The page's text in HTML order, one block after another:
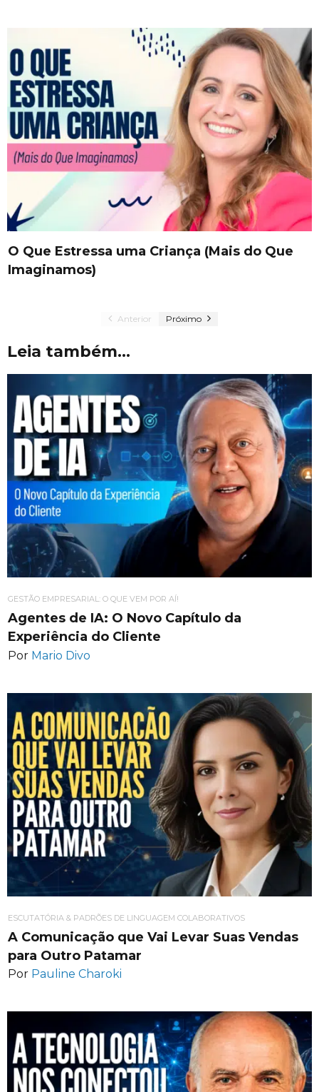
O Que Estressa uma Criança (Mais do Que
Imaginamos)
Anterior Próximo
Leia também...
GESTÃO EMPRESARIAL: O QUE VEM POR AÍ!
Agentes de IA: O Novo Capítulo da
Experiência do Cliente
Por Mario Divo
ESCUTATÓRIA & PADRÕES DE LINGUAGEM COLABORATIVOS
A Comunicação que Vai Levar Suas Vendas
para Outro Patamar
Por Pauline Charoki